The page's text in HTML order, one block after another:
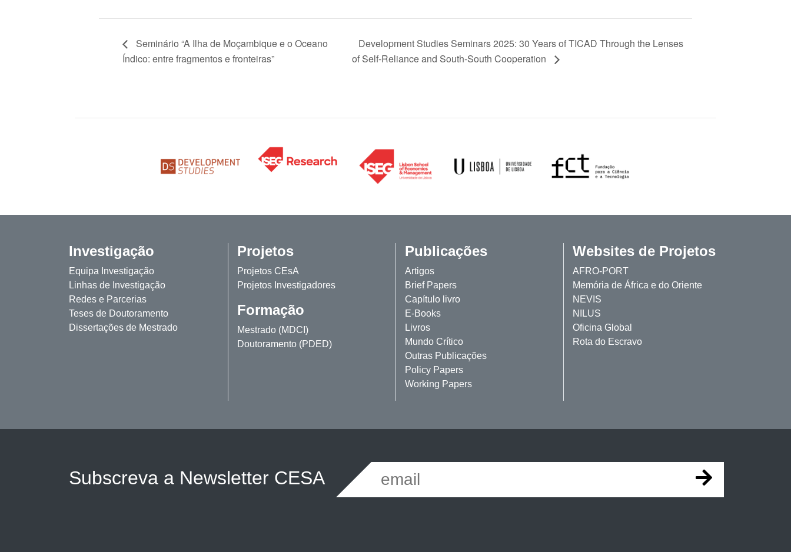
Seminário “A Ilha de Moçambique e o Oceano
Índico: entre fragmentos e fronteiras”
Development Studies Seminars 2025: 30 Years of TICAD Through the Lenses
of Self-Reliance and South-South Cooperation
Investigação
Equipa Investigação
Linhas de Investigação
Redes e Parcerias
Teses de Doutoramento
Dissertações de Mestrado
Projetos
Projetos CEsA
Projetos Investigadores
Formação
Mestrado (MDCI)
Doutoramento (PDED)
Publicações
Artigos
Brief Papers
Capítulo livro
E-Books
Livros
Mundo Crítico
Outras Publicações
Policy Papers
Working Papers
Websites de Projetos
AFRO-PORT
Memória de África e do Oriente
NEVIS
NILUS
Oficina Global
Rota do Escravo
Subscreva a Newsletter CESA